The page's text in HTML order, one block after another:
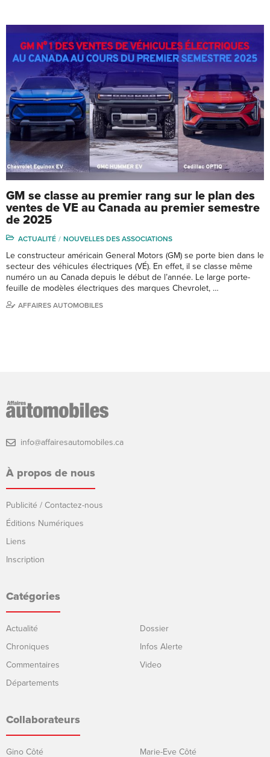
GM se classe au premier rang sur le plan des
ventes de VE au Canada au premier semestre
de 2025
ACTUALITÉ NOUVELLES DES ASSOCIATIONS
Le constructeur américain General Motors (GM) se porte bien dans le
secteur des véhicules électriques (VÉ). En effet, il se classe même
numéro un au Canada depuis le début de l’année. Le large porte-
feuille de modèles électriques des marques Chevrolet, …
AFFAIRES AUTOMOBILES
info@affairesautomobiles.ca
À propos de nous
Publicité / Contactez-nous
Éditions Numériques
Liens
Inscription
Catégories
Actualité
Chroniques
Commentaires
Départements
Dossier
Infos Alerte
Video
Collaborateurs
Gino Côté Marie-Eve Côté